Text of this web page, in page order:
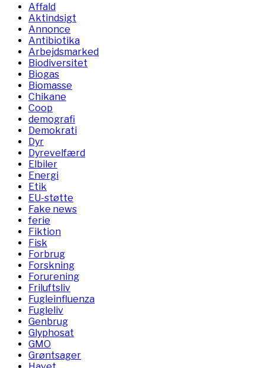
Affald
Aktindsigt
Annonce
Antibiotika
Arbejdsmarked
Biodiversitet
Biogas
Biomasse
Chikane
Coop
demografi
Demokrati
Dyr
Dyrevelfærd
Elbiler
Energi
Etik
EU-støtte
Fake news
ferie
Fiktion
Fisk
Forbrug
Forskning
Forurening
Friluftsliv
Fugleinfluenza
Fugleliv
Genbrug
Glyphosat
GMO
Grøntsager